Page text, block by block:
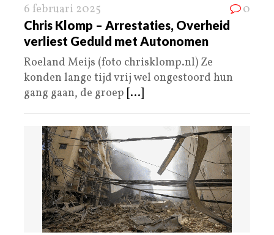
6 februari 2025 0
Chris Klomp – Arrestaties, Overheid
verliest Geduld met Autonomen
Roeland Meijs (foto chrisklomp.nl) Ze
konden lange tijd vrij wel ongestoord hun
gang gaan, de groep [...]